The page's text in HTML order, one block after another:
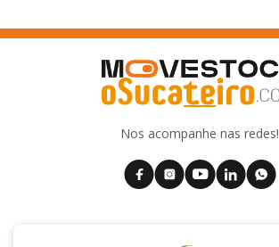
Nos acompanhe nas redes!